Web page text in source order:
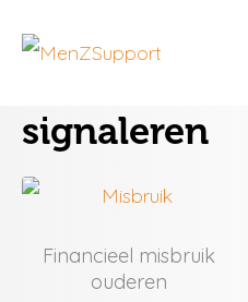
signaleren
Financieel misbruik
ouderen